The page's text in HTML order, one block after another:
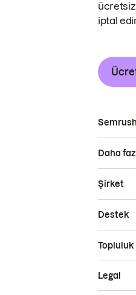
iptal
Semrush
Daha
Şirket
Destek
Topluluk
Legal